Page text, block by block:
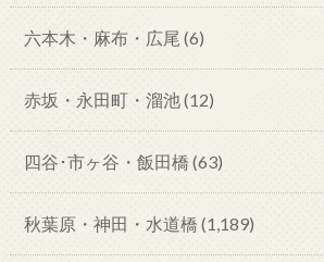
六本木・麻布・広尾 (6)
赤坂・永田町・溜池(12)
四谷･市ヶ谷・飯田橋 (63)
秋葉原・神田・水道橋 (1,189)